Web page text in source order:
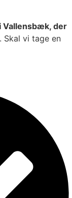
Vallensbæk, der
Skal vi tage en